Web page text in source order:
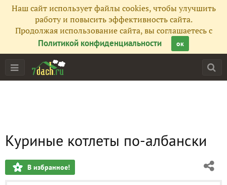
Наш сайт использует файлы cookies, чтобы улучшить
работу и повысить эффективность сайта.
Продолжая использование сайта, вы соглашаетесь с
Политикой конфиденциальности
ок
Куриные котлеты по-албански
В избранное!